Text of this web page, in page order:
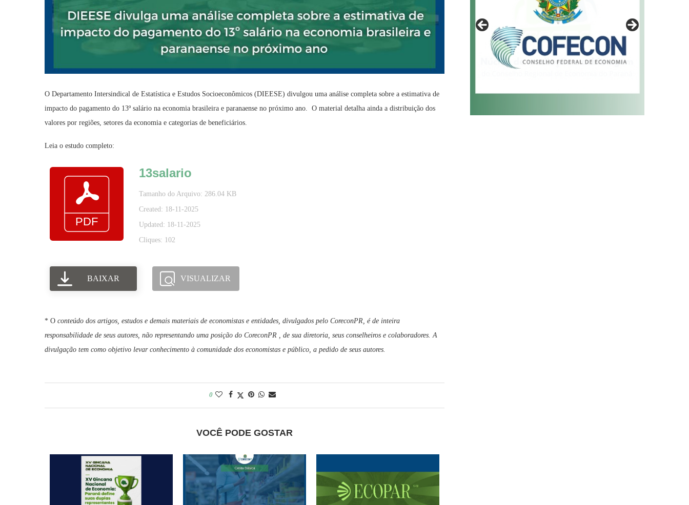
O Departamento Intersindical de Estatística e Estudos Socioeconômicos (DIEESE) divulgou uma análise completa sobre a estimativa de
impacto do pagamento do 13º salário na economia brasileira e paranaense no próximo ano. O material detalha ainda a distribuição dos
valores por regiões, setores da economia e categorias de beneficiários.
Leia o estudo completo:
13salario
Tamanho do Arquivo: 286.04 KB
Created: 18-11-2025
Updated: 18-11-2025
Cliques: 102
BAIXAR VISUALIZAR
* O conteúdo dos artigos, estudos e demais materiais de economistas e entidades, divulgados pelo CoreconPR, é de inteira
responsabilidade de seus autores, não representando uma posição do CoreconPR , de sua diretoria, seus conselheiros e colaboradores. A
divulgação tem como objetivo levar conhecimento à comunidade dos economistas e público, a pedido de seus autores.
0
VOCÊ PODE GOSTAR